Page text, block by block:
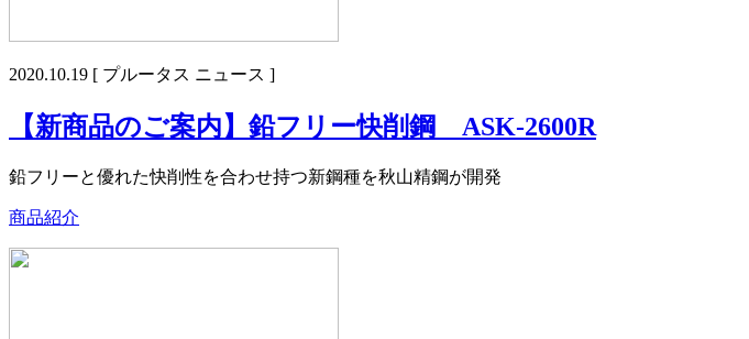
2020.10.19 [ プルータス ニュース ]
【新商品のご案内】鉛フリー快削鋼 ASK-2600R
鉛フリーと優れた快削性を合わせ持つ新鋼種を秋山精鋼が開発
商品紹介